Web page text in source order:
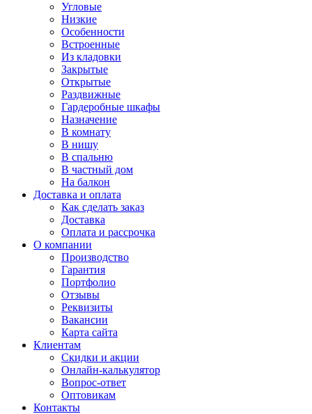
Угловые
Низкие
Особенности
Встроенные
Из кладовки
Закрытые
Открытые
Раздвижные
Гардеробные шкафы
Назначение
В комнату
В нишу
В спальню
В частный дом
На балкон
Доставка и оплата
Как сделать заказ
Доставка
Оплата и рассрочка
О компании
Производство
Гарантия
Портфолио
Отзывы
Реквизиты
Вакансии
Карта сайта
Клиентам
Скидки и акции
Онлайн-калькулятор
Вопрос-ответ
Оптовикам
Контакты